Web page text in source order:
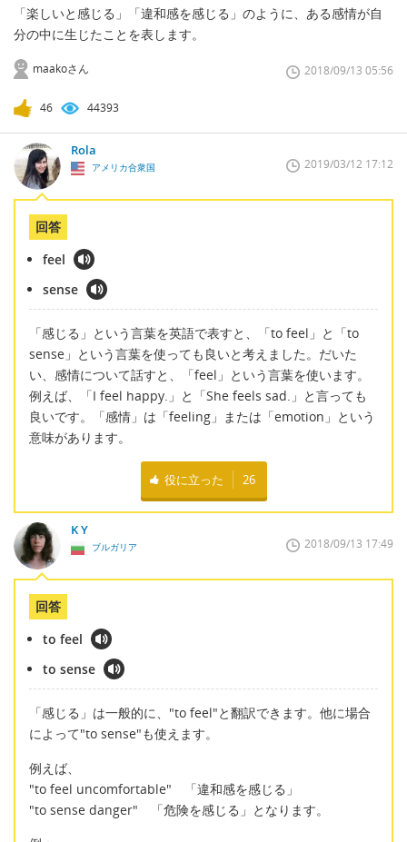
「楽しいと感じる」「違和感を感じる」のように、ある感情が自
分の中に生じたことを表します。
maakoさん 2018/09/13 05:56
46 44393
Rola
アメリカ合衆国 2019/03/12 17:12
回答
feel
sense
「感じる」という言葉を英語で表すと、「to feel」と「to
sense」という言葉を使っても良いと考えました。だいた
い、感情について話すと、「feel」という言葉を使います。
例えば、「I feel happy.」と「She feels sad.」と言っても
良いです。「感情」は「feeling」または「emotion」という
意味があります。
役に立った 26
K Y
ブルガリア 2018/09/13 17:49
回答
to feel
to sense
「感じる」は一般的に、"to feel"と翻訳できます。他に場合
によって"to sense"も使えます。
例えば、
"to feel uncomfortable" 「違和感を感じる」
"to sense danger" 「危険を感じる」となります。